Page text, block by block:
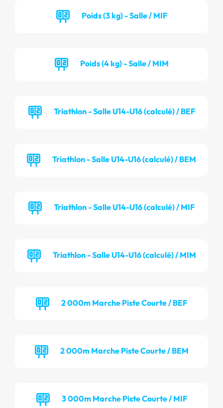
Poids (3 kg) - Salle / MIF
Poids (4 kg) - Salle / MIM
Triathlon - Salle U14-U16 (calculé) / BEF
Triathlon - Salle U14-U16 (calculé) / BEM
Triathlon - Salle U14-U16 (calculé) / MIF
Triathlon - Salle U14-U16 (calculé) / MIM
2 000m Marche Piste Courte / BEF
2 000m Marche Piste Courte / BEM
3 000m Marche Piste Courte / MIF